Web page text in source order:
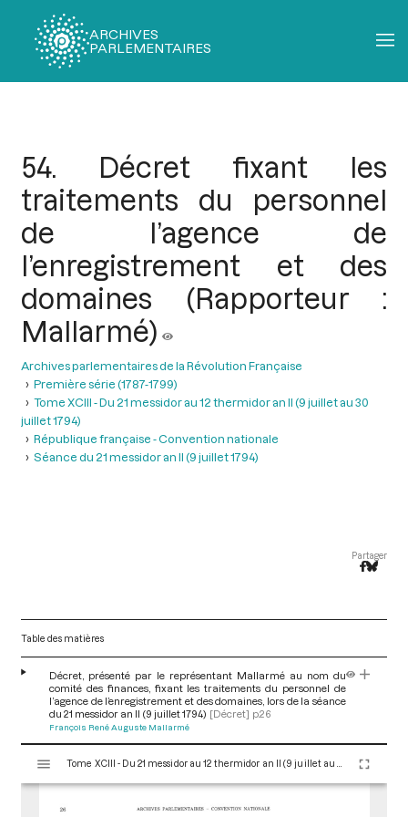
ARCHIVES
PARLEMENTAIRES
54. Décret fixant les
traitements du personnel
de l’agence de
l’enregistrement et des
domaines (Rapporteur :
Mallarmé)
Archives parlementaires de la Révolution Française
Première série (1787-1799)
Tome XCIII - Du 21 messidor au 12 thermidor an II (9 juillet au 30
juillet 1794)
République française - Convention nationale
Séance du 21 messidor an II (9 juillet 1794)
Partager
Table des matières
Décret, présenté par le représentant Mallarmé au nom du
comité des finances, fixant les traitements du personnel de
l’agence de l’enregistrement et des domaines, lors de la séance
du 21 messidor an II (9 juillet 1794) [Décret] p.26
François René Auguste Mallarmé
s